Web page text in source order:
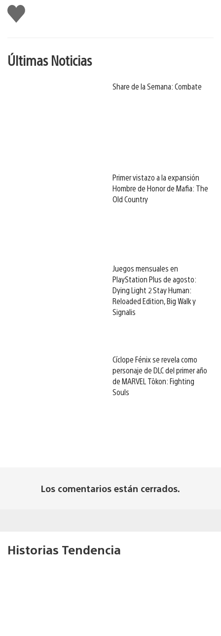
Me
gusta
Últimas Noticias
Share de la Semana: Combate
Primer vistazo a la expansión
Hombre de Honor de Mafia: The
Old Country
Juegos mensuales en
PlayStation Plus de agosto:
Dying Light 2 Stay Human:
Reloaded Edition, Big Walk y
Signalis
Cíclope Fénix se revela como
personaje de DLC del primer año
de MARVEL Tōkon: Fighting
Souls
Los comentarios están cerrados.
Historias Tendencia